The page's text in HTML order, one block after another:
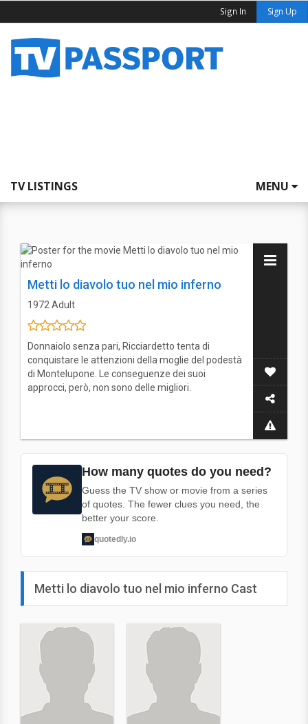
Sign In Sign Up
TV LISTINGS MENU
Metti lo diavolo tuo nel mio inferno
1972 Adult
Donnaiolo senza pari, Ricciardetto tenta di
conquistare le attenzioni della moglie del podestà
di Montelupone. Le conseguenze dei suoi
approcci, però, non sono delle migliori.
How many quotes do you need?
Guess the TV show or movie from a series
of quotes. The fewer clues you need, the
better your score.
quotedly.io
Metti lo diavolo tuo nel mio inferno Cast